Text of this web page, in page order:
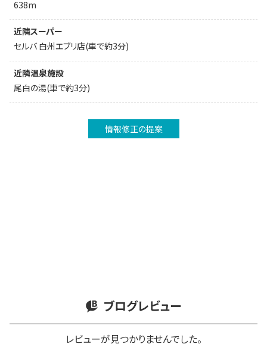
638m
近隣スーパー
セルバ 白州エブリ店(車で約3分)
近隣温泉施設
尾白の湯(車で約3分)
情報修正の提案
ブログレビュー
レビューが見つかりませんでした。